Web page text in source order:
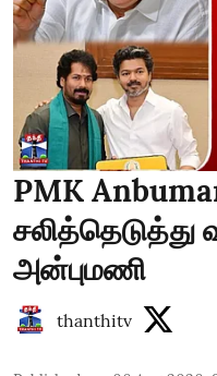
PMK
சலித்தெடுத்து
அன்புமணி
thanthitv